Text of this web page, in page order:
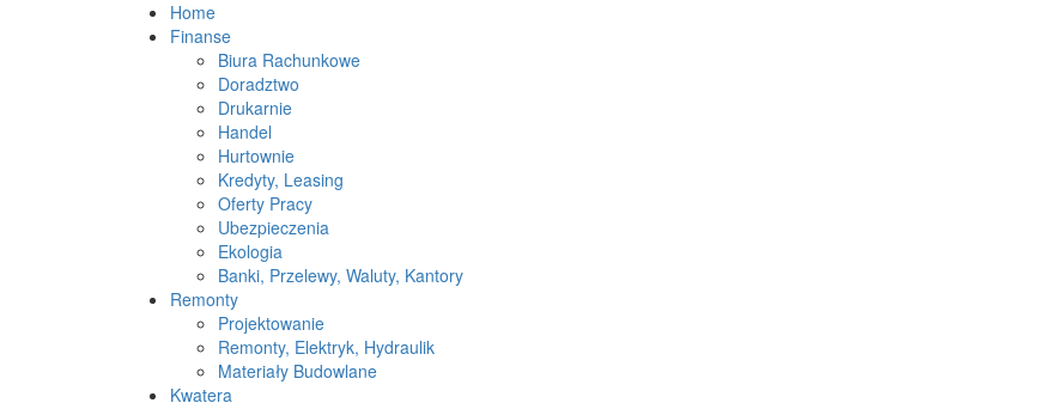
Home
Finanse
Biura Rachunkowe
Doradztwo
Drukarnie
Handel
Hurtownie
Kredyty, Leasing
Oferty Pracy
Ubezpieczenia
Ekologia
Banki, Przelewy, Waluty, Kantory
Remonty
Projektowanie
Remonty, Elektryk, Hydraulik
Materiały Budowlane
Kwatera